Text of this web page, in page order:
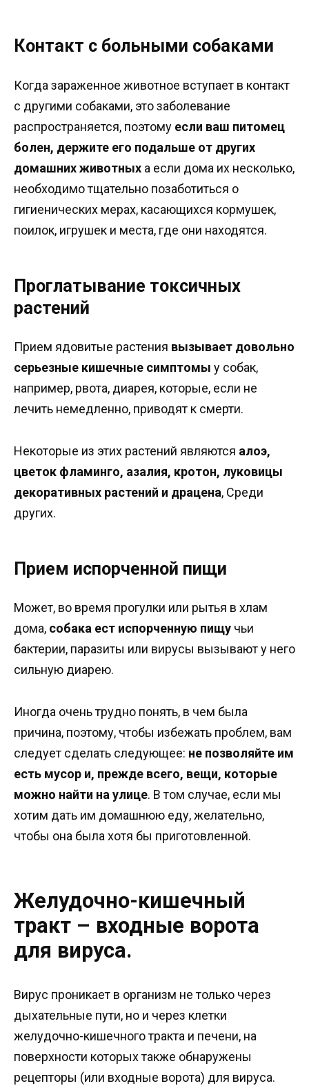
Контакт с больными собаками
Когда зараженное животное вступает в контакт
с другими собаками, это заболевание
распространяется, поэтому если ваш питомец
болен, держите его подальше от других
домашних животных а если дома их несколько,
необходимо тщательно позаботиться о
гигиенических мерах, касающихся кормушек,
поилок, игрушек и места, где они находятся.
Проглатывание токсичных
растений
Прием ядовитые растения вызывает довольно
серьезные кишечные симптомы у собак,
например, рвота, диарея, которые, если не
лечить немедленно, приводят к смерти.
Некоторые из этих растений являются алоэ,
цветок фламинго, азалия, кротон, луковицы
декоративных растений и драцена, Среди
других.
Прием испорченной пищи
Может, во время прогулки или рытья в хлам
дома, собака ест испорченную пищу чьи
бактерии, паразиты или вирусы вызывают у него
сильную диарею.
Иногда очень трудно понять, в чем была
причина, поэтому, чтобы избежать проблем, вам
следует сделать следующее: не позволяйте им
есть мусор и, прежде всего, вещи, которые
можно найти на улице. В том случае, если мы
хотим дать им домашнюю еду, желательно,
чтобы она была хотя бы приготовленной.
Желудочно-кишечный
тракт – входные ворота
для вируса.
Вирус проникает в организм не только через
дыхательные пути, но и через клетки
желудочно-кишечного тракта и печени, на
поверхности которых также обнаружены
рецепторы (или входные ворота) для вируса.